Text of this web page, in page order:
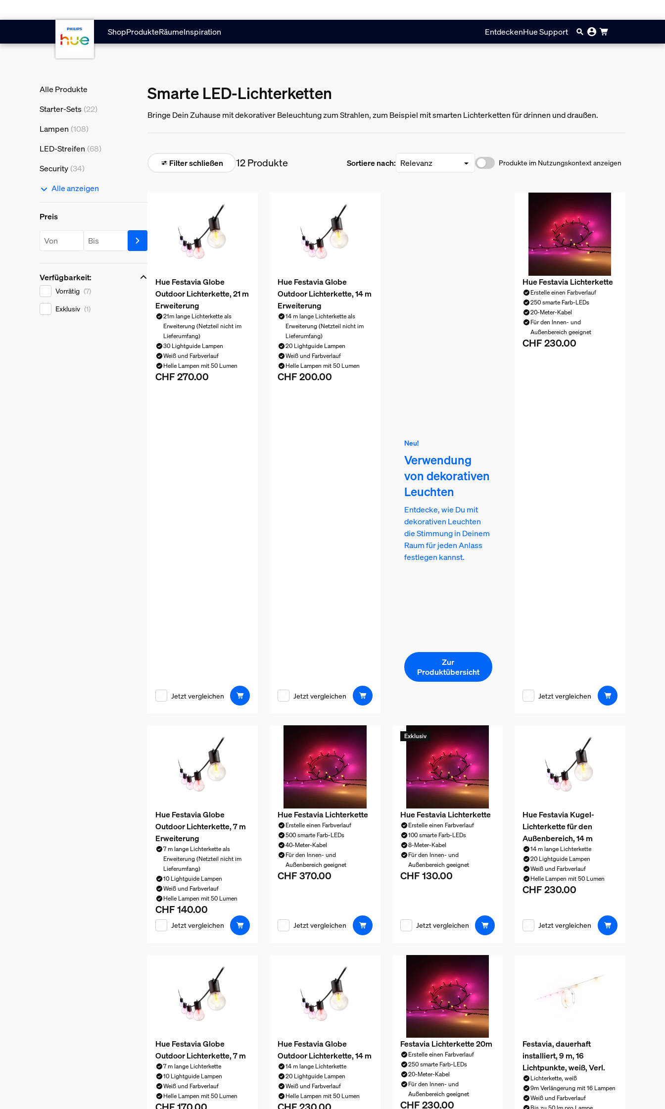
ShopProdukteRäumeInspiration EntdeckenHue Support
Alle Produkte
Starter-Sets (22)
Lampen (108)
LED-Streifen (68)
Security (34)
Alle anzeigen
Preis
Preis
Preis ab Preis bis
Verfügbarkeit:
Verfügbarkeit:
Vorrätig (7)
Exklusiv (1)
Smarte LED-Lichterketten
Bringe Dein Zuhause mit dekorativer Beleuchtung zum Strahlen, zum Beispiel mit smarten Lichterketten für drinnen und draußen.
Filter schließen 12 Produkte Sortiere nach: Produkte im Nutzungskontext anzeigen
Hue Festavia Globe
Outdoor Lichterkette, 21 m
Erweiterung
21m lange Lichterkette als
Erweiterung (Netzteil nicht im
Lieferumfang)
30 Lightguide Lampen
Weiß und Farbverlauf
Helle Lampen mit 50 Lumen
Aktueller Preis ist CHF 270.00
CHF 270.00
Jetzt vergleichen
Hue Festavia Globe
Outdoor Lichterkette, 14 m
Erweiterung
14 m lange Lichterkette als
Erweiterung (Netzteil nicht im
Lieferumfang)
20 Lightguide Lampen
Weiß und Farbverlauf
Helle Lampen mit 50 Lumen
Aktueller Preis ist CHF 200.00
CHF 200.00
Jetzt vergleichen
Neu!
Verwendung
von dekorativen
Leuchten
Entdecke, wie Du mit
dekorativen Leuchten
die Stimmung in Deinem
Raum für jeden Anlass
festlegen kannst.
Zur
Produktübersicht
Hue Festavia Lichterkette
Erstelle einen Farbverlauf
250 smarte Farb-LEDs
20-Meter-Kabel
Für den Innen- und
Außenbereich geeignet
Aktueller Preis ist CHF 230.00
CHF 230.00
Jetzt vergleichen
Hue Festavia Globe
Outdoor Lichterkette, 7 m
Erweiterung
7 m lange Lichterkette als
Erweiterung (Netzteil nicht im
Lieferumfang)
10 Lightguide Lampen
Weiß und Farbverlauf
Helle Lampen mit 50 Lumen
Aktueller Preis ist CHF 140.00
CHF 140.00
Jetzt vergleichen
Hue Festavia Lichterkette
Erstelle einen Farbverlauf
500 smarte Farb-LEDs
40-Meter-Kabel
Für den Innen- und
Außenbereich geeignet
Aktueller Preis ist CHF 370.00
CHF 370.00
Jetzt vergleichen
Exklusiv
Hue Festavia Lichterkette
Erstelle einen Farbverlauf
100 smarte Farb-LEDs
8-Meter-Kabel
Für den Innen- und
Außenbereich geeignet
Aktueller Preis ist CHF 130.00
CHF 130.00
Jetzt vergleichen
Hue Festavia Kugel-
Lichterkette für den
Außenbereich, 14 m
14 m lange Lichterkette
20 Lightguide Lampen
Weiß und Farbverlauf
Helle Lampen mit 50 Lumen
Aktueller Preis ist CHF 230.00
CHF 230.00
Jetzt vergleichen
Hue Festavia Globe
Outdoor Lichterkette, 7 m
7 m lange Lichterkette
10 Lightguide Lampen
Weiß und Farbverlauf
Helle Lampen mit 50 Lumen
Aktueller Preis ist CHF 170.00
Hue Festavia Globe
Outdoor Lichterkette, 14 m
14 m lange Lichterkette
20 Lightguide Lampen
Weiß und Farbverlauf
Helle Lampen mit 50 Lumen
Aktueller Preis ist CHF 230.00
Festavia Lichterkette 20m
Erstelle einen Farbverlauf
250 smarte Farb-LEDs
20-Meter-Kabel
Für den Innen- und
Außenbereich geeignet
Aktueller Preis ist CHF 230.00
CHF 230.00
Festavia, dauerhaft
installiert, 9 m, 16
Lichtpunkte, weiß, Verl.
Lichterkette, weiß
9m Verlängerung mit 16 Lampen
Weiß und Farbverlauf